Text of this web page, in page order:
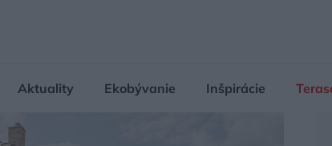
Aktuality Ekobývanie Inšpirácie